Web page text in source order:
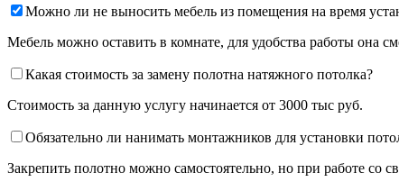
Можно ли не выносить мебель из помещения на время
Мебель можно оставить в комнате, для удобства работы она
Какая стоимость за замену полотна натяжного потолка?
Стоимость за данную услугу начинается от 3000 тыс руб.
Обязательно ли нанимать монтажников для установки
Закрепить полотно можно самостоятельно, но при работе со